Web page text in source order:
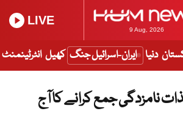
9 Aug, 2026
LIVE
دنیا ایران-اسرائیل جنگ کھیل انٹرٹینمنٹ
نامزدگی جمع کرانے کا آج